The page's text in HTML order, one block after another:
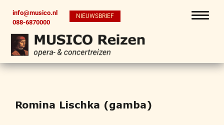
info@musico.nl
088-6870000
NIEUWSBRIEF
Romina Lischka (gamba)